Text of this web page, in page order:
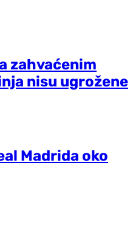
zahvaćenim
nisu ugrožene
Madrida oko